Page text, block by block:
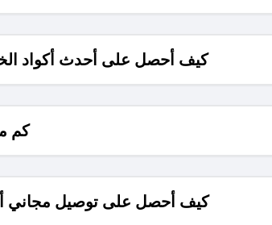
كيف أحصل على أحدث أكواد
كم
كيف أحصل على توصيل مجاني